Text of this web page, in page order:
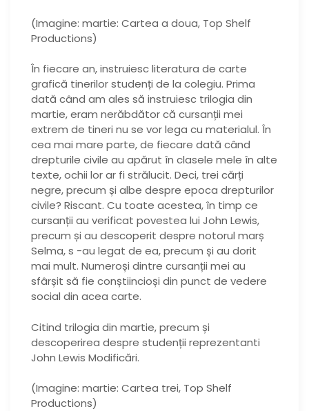
(Imagine: martie: Cartea a doua, Top Shelf
Productions)
În fiecare an, instruiesc literatura de carte
grafică tinerilor studenți de la colegiu. Prima
dată când am ales să instruiesc trilogia din
martie, eram nerăbdător că cursanții mei
extrem de tineri nu se vor lega cu materialul. În
cea mai mare parte, de fiecare dată când
drepturile civile au apărut în clasele mele în alte
texte, ochii lor ar fi strălucit. Deci, trei cărți
negre, precum și albe despre epoca drepturilor
civile? Riscant. Cu toate acestea, în timp ce
cursanții au verificat povestea lui John Lewis,
precum și au descoperit despre notorul marș
Selma, s -au legat de ea, precum și au dorit
mai mult. Numeroși dintre cursanții mei au
sfârșit să fie conștiincioși din punct de vedere
social din acea carte.
Citind trilogia din martie, precum și
descoperirea despre studenții reprezentanti
John Lewis Modificări.
(Imagine: martie: Cartea trei, Top Shelf
Productions)